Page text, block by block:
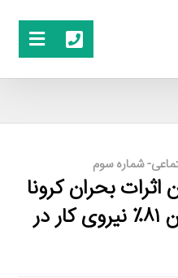
شماره سوم
اثرات بحران کرونا
و تحت تاثیر قرار گرفتن ۸۱٪ نیروی کار در